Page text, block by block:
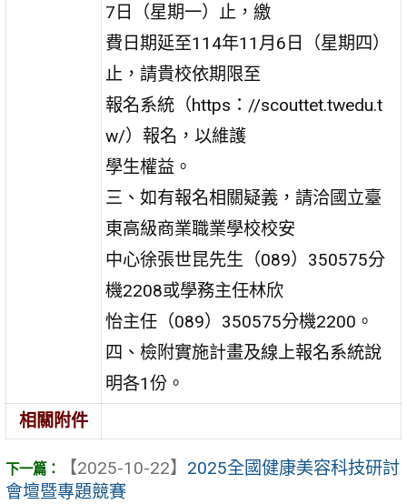
7日（星期一）止，繳
費日期延至114年11月6日（星期四）
止，請貴校依期限至
報名系統（https：//scouttet.twedu.t
w/）報名，以維護
學生權益。
三、如有報名相關疑義，請洽國立臺
東高級商業職業學校校安
中心徐張世昆先生（089）350575分
機2208或學務主任林欣
怡主任（089）350575分機2200。
四、檢附實施計畫及線上報名系統說
明各1份。
相關附件
【2025-10-22】 2025全國健康美容科技研討
會壇暨專題競賽